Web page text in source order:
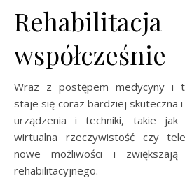
Rehabilitacja
współcześnie
Wraz z postępem medycyny i
staje się coraz bardziej skuteczna
urządzenia i techniki, takie jak
wirtualna rzeczywistość czy
nowe możliwości i zwiększają
rehabilitacyjnego.